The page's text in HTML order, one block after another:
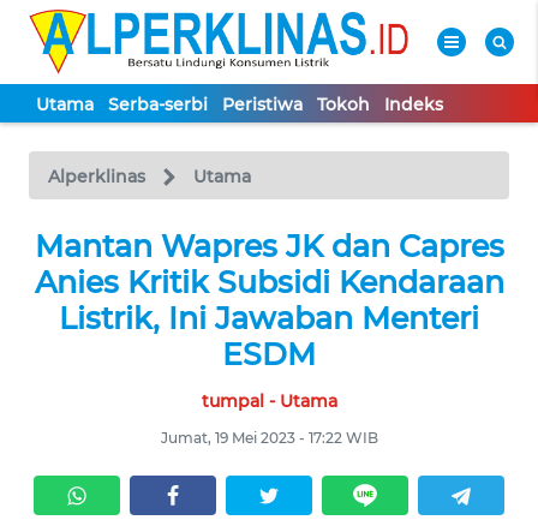
Utama Serba-serbi Peristiwa Tokoh Indeks
Alperklinas Utama
Mantan Wapres JK dan Capres
Anies Kritik Subsidi Kendaraan
Listrik, Ini Jawaban Menteri
ESDM
tumpal - Utama
Jumat, 19 Mei 2023 - 17:22 WIB
TV
Tutup
UTAMA
SERBA-
SERBI
TOKOH